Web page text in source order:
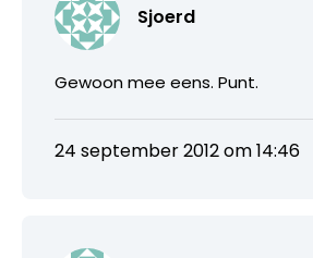
Sjoerd
Gewoon mee eens. Punt.
24 september 2012 om 14:46